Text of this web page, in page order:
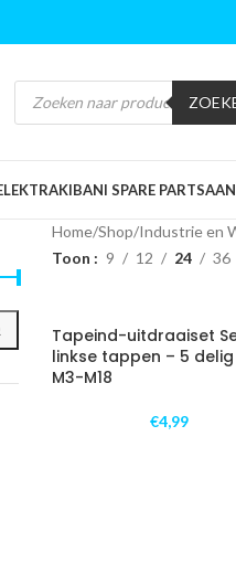
KIBANI SPARE PARTS
Home/Shop/Industrie en
Toon
9 12 24 36
Tapeind-uitdraaiset
linkse tappen – 5
M3-M18
€4,99